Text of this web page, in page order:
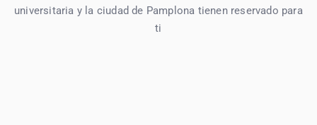
universitaria y la ciudad de Pamplona tienen reservado para
ti